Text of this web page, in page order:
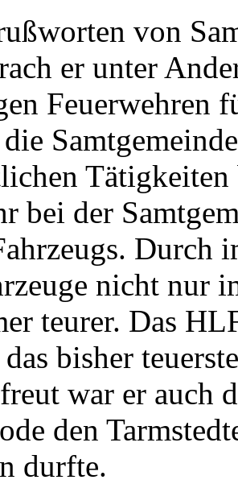
von
er unter
Feuerwehren
die
bei der
Durch
nicht nur
teurer. Das
bisher
war er auch
den
durfte.